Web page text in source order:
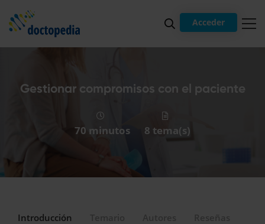
Acceder
Gestionar compromisos con el paciente
70 minutos 8 tema(s)
Introducción